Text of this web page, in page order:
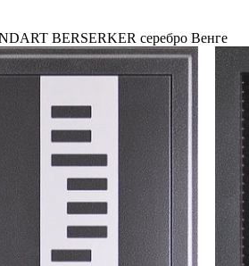
BERSERKER серебро Венге